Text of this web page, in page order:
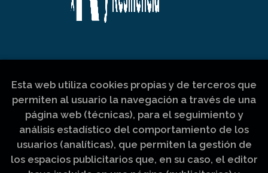
Esta web utiliza cookies propias y de terceros que
permiten al usuario la navegación a través de una
página web (técnicas), para el seguimiento y
análisis estadístico del comportamiento de los
usuarios (analíticas), que permiten la gestión de
los espacios publicitarios que, en su caso, el editor